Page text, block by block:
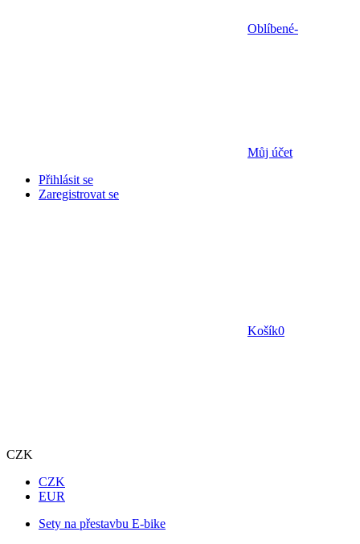
Oblíbené-
Můj účet
Přihlásit se
Zaregistrovat se
Košík0
CZK
CZK
EUR
Sety na přestavbu E-bike